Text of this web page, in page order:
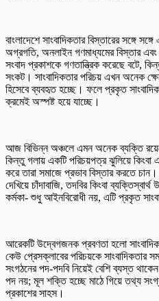
বাংলাদেশে সাংবাদিকতার বিস্তারের সঙ্গে
অগ্রগতি, অনলাইন গণমাধ্যমের বিস্তার
সংবাদ প্রকাশকে গণতান্ত্রিক করেছে বটে,
সংকট। সাংবাদিকতার পরিচয় এখন অনেক
হিসেবে ব্যবহৃত হচ্ছে। ফলে প্রকৃত সাংবাদিক
ক্রমেই অস্পষ্ট হয়ে যাচ্ছে।
আজ বিভিন্ন অঞ্চলে এমন অনেক ব্যক্তি
কিন্তু গলায় একটি পরিচয়পত্র ঝুলিয়ে কিংবা
করে তারা সমাজে প্রভাব বিস্তার করতে
দেখিয়ে চাঁদাবাজি, তদবির কিংবা
কর্মকা- শুধু আইনবিরোধী নয়, এটি প্রকৃত
আরেকটি উদ্বেগজনক প্রবণতা হলো
কেউ প্রেসক্লাবের পরিচয়কে সাংবাদিকতার
সংগঠনের পদ-পদবি নিয়েই বেশি ব্যস্ত
পদ নয়; মূল শক্তি হচ্ছে মাঠে গিয়ে তথ্য
প্রকাশের সাহস।